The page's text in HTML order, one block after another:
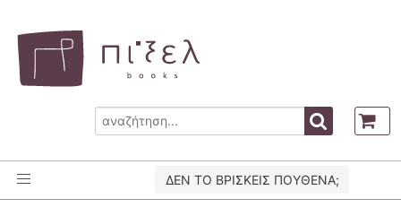
ΔΕΝ ΤΟ ΒΡΙΣΚΕΙΣ ΠΟΥΘΕΝΑ;